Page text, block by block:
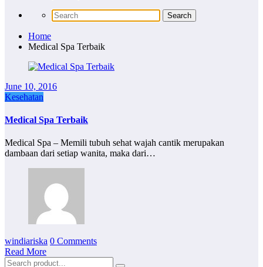
Home
Medical Spa Terbaik
June 10, 2016
Kesehatan
Medical Spa Terbaik
Medical Spa – Memili tubuh sehat wajah cantik merupakan
dambaan dari setiap wanita, maka dari…
windiariska 0 Comments
Read More